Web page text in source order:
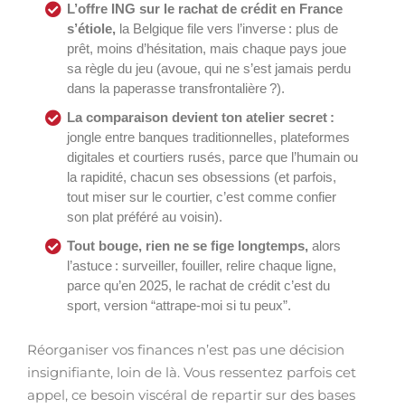
L’offre ING sur le rachat de crédit en France
s’étiole, la Belgique file vers l’inverse : plus de
prêt, moins d’hésitation, mais chaque pays joue
sa règle du jeu (avoue, qui ne s’est jamais perdu
dans la paperasse transfrontalière ?).
La comparaison devient ton atelier secret :
jongle entre banques traditionnelles, plateformes
digitales et courtiers rusés, parce que l’humain ou
la rapidité, chacun ses obsessions (et parfois,
tout miser sur le courtier, c’est comme confier
son plat préféré au voisin).
Tout bouge, rien ne se fige longtemps, alors
l’astuce : surveiller, fouiller, relire chaque ligne,
parce qu’en 2025, le rachat de crédit c’est du
sport, version “attrape-moi si tu peux”.
Réorganiser vos finances n’est pas une décision
insignifiante, loin de là. Vous ressentez parfois cet
appel, ce besoin viscéral de repartir sur des bases